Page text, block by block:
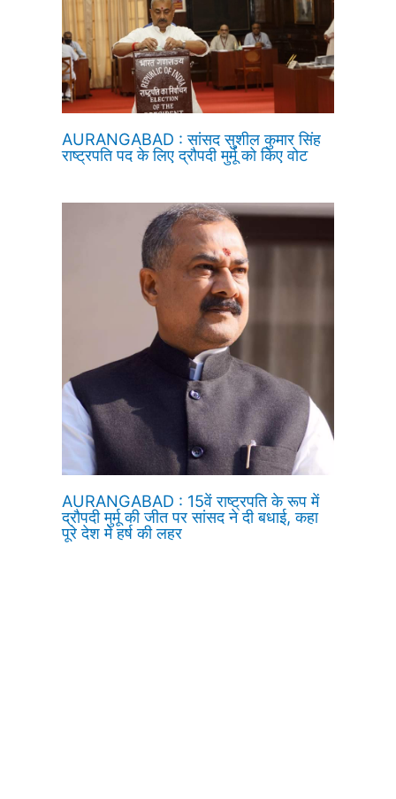
AURANGABAD : सांसद सुशील कुमार सिंह
राष्ट्रपति पद के लिए द्रौपदी मुर्मू को किए वोट
AURANGABAD : 15वें राष्ट्रपति के रूप में
द्रौपदी मुर्मू की जीत पर सांसद ने दी बधाई, कहा
पूरे देश मे हर्ष की लहर